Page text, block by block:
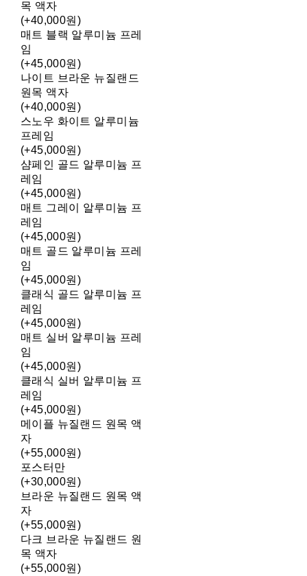
목 액자
(+40,000원)
매트 블랙 알루미늄 프레
임
(+45,000원)
나이트 브라운 뉴질랜드
원목 액자
(+40,000원)
스노우 화이트 알루미늄
프레임
(+45,000원)
샴페인 골드 알루미늄 프
레임
(+45,000원)
매트 그레이 알루미늄 프
레임
(+45,000원)
매트 골드 알루미늄 프레
임
(+45,000원)
클래식 골드 알루미늄 프
레임
(+45,000원)
매트 실버 알루미늄 프레
임
(+45,000원)
클래식 실버 알루미늄 프
레임
(+45,000원)
메이플 뉴질랜드 원목 액
자
(+55,000원)
포스터만
(+30,000원)
브라운 뉴질랜드 원목 액
자
(+55,000원)
다크 브라운 뉴질랜드 원
목 액자
(+55,000원)